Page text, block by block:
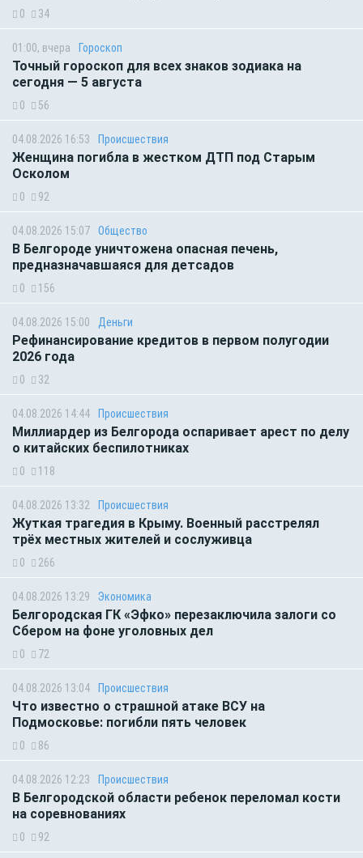
0 34
01:00, вчера Гороскоп
Точный гороскоп для всех знаков зодиака на
сегодня — 5 августа
0 56
04.08.2026 16:53 Происшествия
Женщина погибла в жестком ДТП под Старым
Осколом
0 92
04.08.2026 15:07 Общество
В Белгороде уничтожена опасная печень,
предназначавшаяся для детсадов
0 156
04.08.2026 15:00 Деньги
Рефинансирование кредитов в первом полугодии
2026 года
0 32
04.08.2026 14:44 Происшествия
Миллиардер из Белгорода оспаривает арест по делу
о китайских беспилотниках
0 118
04.08.2026 13:32 Происшествия
Жуткая трагедия в Крыму. Военный расстрелял
трёх местных жителей и сослуживца
0 266
04.08.2026 13:29 Экономика
Белгородская ГК «Эфко» перезаключила залоги со
Сбером на фоне уголовных дел
0 72
04.08.2026 13:04 Происшествия
Что известно о страшной атаке ВСУ на
Подмосковье: погибли пять человек
0 86
04.08.2026 12:23 Происшествия
В Белгородской области ребенок переломал кости
на соревнованиях
0 92